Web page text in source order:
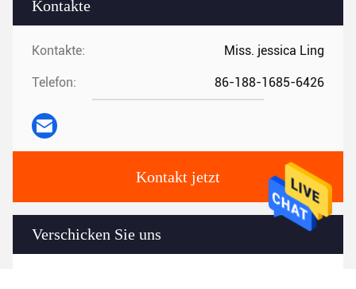
Kontakte
Kontakte: Miss. jessica Ling
Telefon: 86-188-1685-6426
Kontakt jetzt
Verschicken Sie uns